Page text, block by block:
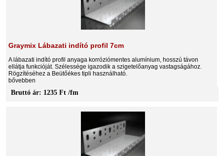
Graymix Lábazati indító profil 7cm
A lábazati indító profil anyaga korróziómentes alumínium, hosszú távon
ellátja funkcióját. Szélessége igazodik a szigetelőanyag vastagságához.
Rögzítéséhez a Beütőékes tipli használható.
bővebben
Bruttó ár: 1235 Ft /fm